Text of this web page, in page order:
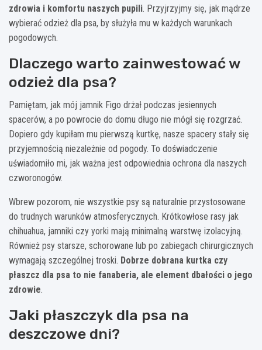
zdrowia i komfortu naszych pupili. Przyjrzyjmy się, jak mądrze
wybierać odzież dla psa, by służyła mu w każdych warunkach
pogodowych.
Dlaczego warto zainwestować w
odzież dla psa?
Pamiętam, jak mój jamnik Figo drżał podczas jesiennych
spacerów, a po powrocie do domu długo nie mógł się rozgrzać.
Dopiero gdy kupiłam mu pierwszą kurtkę, nasze spacery stały się
przyjemnością niezależnie od pogody. To doświadczenie
uświadomiło mi, jak ważna jest odpowiednia ochrona dla naszych
czworonogów.
Wbrew pozorom, nie wszystkie psy są naturalnie przystosowane
do trudnych warunków atmosferycznych. Krótkowłose rasy jak
chihuahua, jamniki czy yorki mają minimalną warstwę izolacyjną.
Również psy starsze, schorowane lub po zabiegach chirurgicznych
wymagają szczególnej troski. Dobrze dobrana kurtka czy
płaszcz dla psa to nie fanaberia, ale element dbałości o jego
zdrowie.
Jaki płaszczyk dla psa na
deszczowe dni?